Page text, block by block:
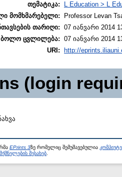
თემატიკა:
L Education > L
მომხმარებელი:
Professor Levan
თარიღი:
07 იანვარი 2014
ბოლო ცვლილება: 07 იანვარი 2014
URI:
http://
(login
EPrints 3ზე რომელიც შემუშავებულია
შესახებ.